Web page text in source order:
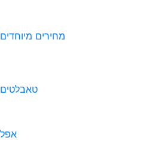
מחירים מיוחדים
טאבלטים
אפל